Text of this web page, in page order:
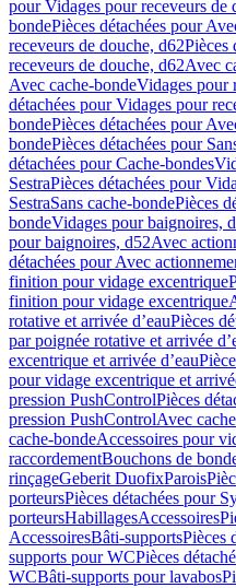
pour Vidages pour receveurs de
bondePièces détachées pour
receveurs de douche, d62Pièces
receveurs de douche, d62Avec
Avec cache-bondeVidages pour
détachées pour Vidages pour
bondePièces détachées pour
bondePièces détachées pour
détachées pour Cache-bondes
SestraPièces détachées pour
SestraSans cache-bondePièces
bondeVidages pour baignoires,
pour baignoires, d52Avec
détachées pour Avec
finition pour vidage excentrique
finition pour vidage excentrique
rotative et arrivée d’eauPièces
par poignée rotative et arrivée
excentrique et arrivée d’eau
pour vidage excentrique et
pression PushControlPièces
pression PushControlAvec
cache-bondeAccessoires pour
raccordementBouchons de
rinçageGeberit DuofixParois
porteursPièces détachées pour
porteursHabillagesAccessoires
AccessoiresBâti-supportsPièces
supports pour WCPièces
WCBâti-supports pour lavabos